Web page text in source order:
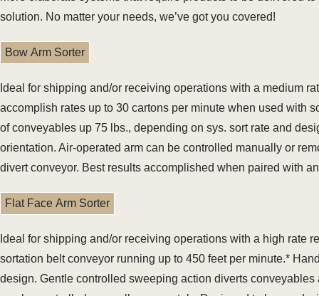
solution. No matter your needs, we’ve got you covered!
Bow Arm Sorter
Ideal for shipping and/or receiving operations with a medium
accomplish rates up to 30 cartons per minute when used with
of conveyables up 75 lbs., depending on sys. sort rate and
orientation. Air-operated arm can be controlled manually or
divert conveyor. Best results accomplished when paired with
Flat Face Arm Sorter
Ideal for shipping and/or receiving operations with a high rate
sortation belt conveyor running up to 450 feet per minute.*
design. Gentle controlled sweeping action diverts